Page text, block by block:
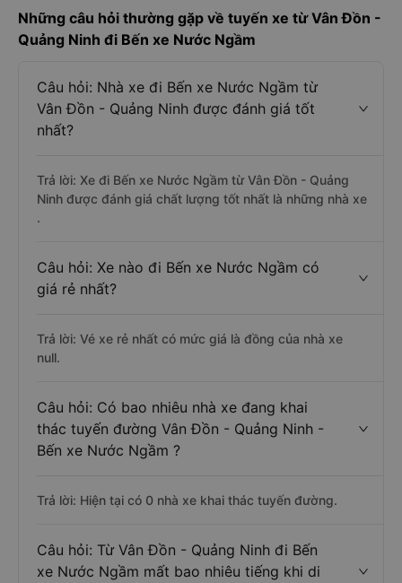
Những câu hỏi thường gặp về tuyến xe từ Vân Đồn -
Quảng Ninh đi Bến xe Nước Ngầm
Câu hỏi: Nhà xe đi Bến xe Nước Ngầm từ
Vân Đồn - Quảng Ninh được đánh giá tốt
nhất?
Trả lời: Xe đi Bến xe Nước Ngầm từ Vân Đồn - Quảng
Ninh được đánh giá chất lượng tốt nhất là những nhà xe
.
Câu hỏi: Xe nào đi Bến xe Nước Ngầm có
giá rẻ nhất?
Trả lời: Vé xe rẻ nhất có mức giá là đồng của nhà xe
null.
Câu hỏi: Có bao nhiêu nhà xe đang khai
thác tuyến đường Vân Đồn - Quảng Ninh -
Bến xe Nước Ngầm ?
Trả lời: Hiện tại có 0 nhà xe khai thác tuyến đường.
Câu hỏi: Từ Vân Đồn - Quảng Ninh đi Bến
xe Nước Ngầm mất bao nhiêu tiếng khi di